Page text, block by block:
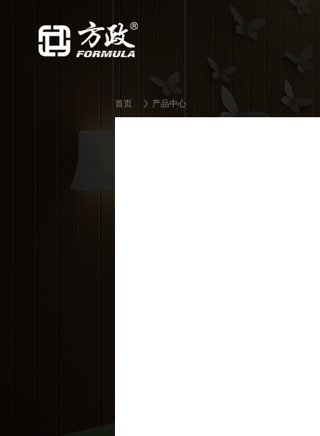
首页 产品中心